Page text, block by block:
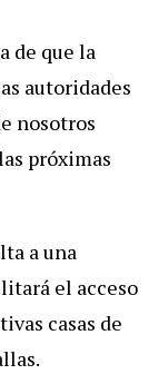
de que la
autoridades
nosotros
próximas
a una
el acceso
casas de